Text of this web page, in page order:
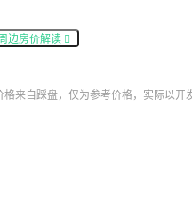
边房价解读 
来自踩盘，仅为参考价格，实际以开